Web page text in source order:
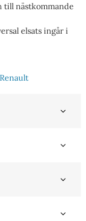
till nästkommande
elsats ingår i
Renault